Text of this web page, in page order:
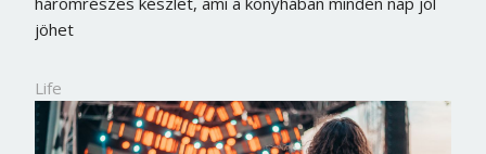
jöhet
Life